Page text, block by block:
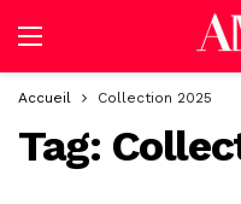
Accueil Collection 2025
Tag: